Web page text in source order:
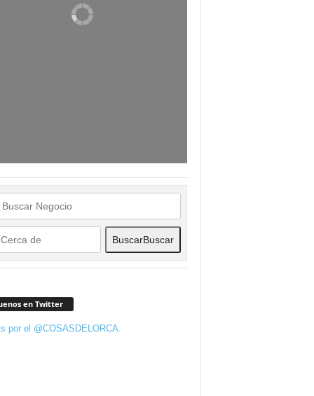
BuscarBuscar
en Twitter
por el @COSASDELORCA.